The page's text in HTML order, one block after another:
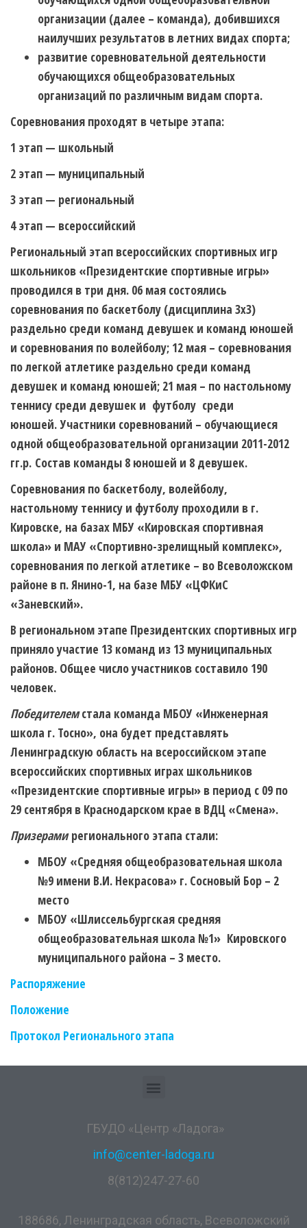
организации (далее – команда), добившихся
наилучших результатов в летних видах спорта;
развитие соревновательной деятельности
обучающихся общеобразовательных
организаций по различным видам спорта.
Соревнования проходят в четыре этапа:
1 этап — школьный
2 этап — муниципальный
3 этап — региональный
4 этап — всероссийский
Региональный этап всероссийских спортивных игр
школьников «Президентские спортивные игры»
проводился в три дня. 06 мая состоялись
соревнования по баскетболу (дисциплина 3х3)
раздельно среди команд девушек и команд юношей
и соревнования по волейболу; 12 мая – соревнования
по легкой атлетике раздельно среди команд
девушек и команд юношей; 21 мая – по настольному
теннису среди девушек и футболу среди
юношей. Участники соревнований – обучающиеся
одной общеобразовательной организации 2011-2012
гг.р. Состав команды 8 юношей и 8 девушек.
Соревнования по баскетболу, волейболу,
настольному теннису и футболу проходили в г.
Кировске, на базах МБУ «Кировская спортивная
школа» и МАУ «Спортивно-зрелищный комплекс»,
соревнования по легкой атлетике – во Всеволожском
районе в п. Янино-1, на базе МБУ «ЦФКиС
«Заневский».
В региональном этапе Президентских спортивных игр
приняло участие 13 команд из 13 муниципальных
районов. Общее число участников составило 190
человек.
Победителемстала команда МБОУ «Инженерная
школа г. Тосно», она будет представлять
Ленинградскую область на всероссийском этапе
всероссийских спортивных играх школьников
«Президентские спортивные игры» в период с 09 по
29 сентября в Краснодарском крае в ВДЦ «Смена».
Призерамирегионального этапа стали:
МБОУ «Средняя общеобразовательная школа
№9 имени В.И. Некрасова» г. Сосновый Бор – 2
место
МБОУ «Шлиссельбургская средняя
общеобразовательная школа №1» Кировского
муниципального района – 3 место.
Распоряжение
Положение
Протокол Регионального этапа
ГБУДО «Центр «Ладога»
info@center-ladoga.ru
8(812)247-27-60
188686, Ленинградская область, Всеволожский